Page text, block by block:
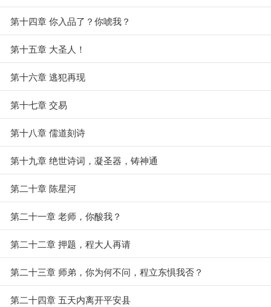
第十四章 你入品了？你唬我？
第十五章 大圣人！
第十六章 逃犯再现
第十七章 交易
第十八章 儒道刻诗
第十九章 绝世诗词，凝圣器，铸神通
第二十章 陈星河
第二十一章 老师，你酸我？
第二十二章 押题，程大人再请
第二十三章 师弟，你为何不问，程立东惧我否？
第二十四章 五天内离开平安县